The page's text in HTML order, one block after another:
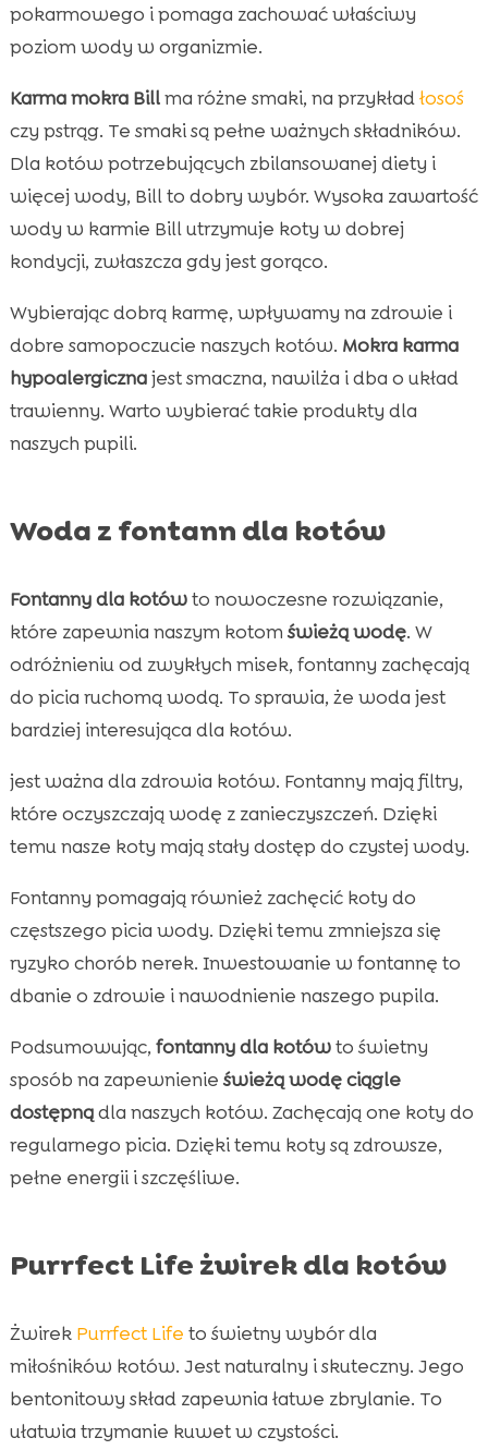
pokarmowego i pomaga zachować właściwy
poziom wody w organizmie.
Karma mokra Billma różne smaki, na przykładłosoś
czy pstrąg. Te smaki są pełne ważnych składników.
Dla kotów potrzebujących zbilansowanej diety i
więcej wody, Bill to dobry wybór. Wysoka zawartość
wody w karmie Bill utrzymuje koty w dobrej
kondycji, zwłaszcza gdy jest gorąco.
Wybierając dobrą karmę, wpływamy na zdrowie i
dobre samopoczucie naszych kotów. Mokra karma
hypoalergicznajest smaczna, nawilża i dba o układ
trawienny. Warto wybierać takie produkty dla
naszych pupili.
Woda z fontann dla kotów
Fontanny dla kotówto nowoczesne rozwiązanie,
które zapewnia naszym kotom świeżą wodę. W
odróżnieniu od zwykłych misek, fontanny zachęcają
do picia ruchomą wodą. To sprawia, że woda jest
bardziej interesująca dla kotów.
jest ważna dla zdrowia kotów. Fontanny mają filtry,
które oczyszczają wodę z zanieczyszczeń. Dzięki
temu nasze koty mają stały dostęp do czystej wody.
Fontanny pomagają również zachęcić koty do
częstszego picia wody. Dzięki temu zmniejsza się
ryzyko chorób nerek. Inwestowanie w fontannę to
dbanie o zdrowie i nawodnienie naszego pupila.
Podsumowując, fontanny dla kotówto świetny
sposób na zapewnienie świeżą wodę ciągle
dostępnądla naszych kotów. Zachęcają one koty do
regularnego picia. Dzięki temu koty są zdrowsze,
pełne energii i szczęśliwe.
Purrfect Life żwirek dla kotów
Żwirek Purrfect Life to świetny wybór dla
miłośników kotów. Jest naturalny i skuteczny. Jego
bentonitowy skład zapewnia łatwe zbrylanie. To
ułatwia trzymanie kuwet w czystości.